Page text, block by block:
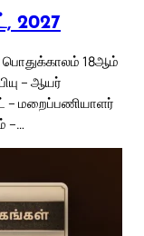
2027
பொதுக்காலம் 18ஆம்
– ஆயர்
– மறைப்பணியாளர்
–…